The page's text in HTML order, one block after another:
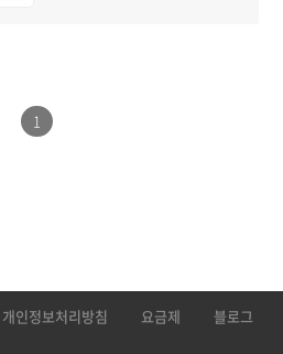
1
개인정보처리방침 요금제 블로그